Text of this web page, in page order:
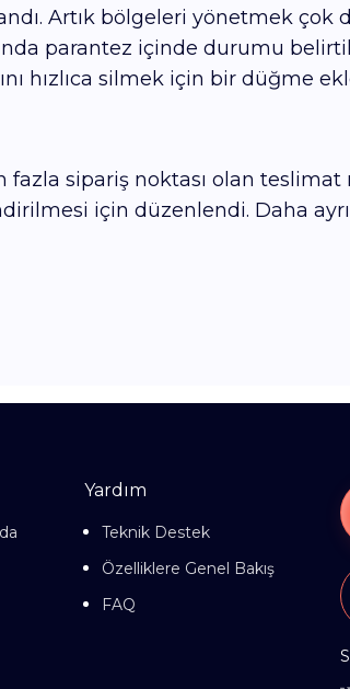
Artık bölgeleri yönetmek çok
parantez içinde durumu
hızlıca silmek için bir düğme
sipariş noktası olan
için düzenlendi. Daha
Yardım
Teknik Destek
Özelliklere Genel Bakış
FAQ